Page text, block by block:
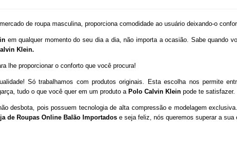
de roupa masculina, proporciona comodidade ao usuário deixando-o
em qualquer momento do seu dia a dia, não importa a ocasião. Sabe quando
Klein.
lhe proporcionar o conforto que você procura!
Só trabalhamos com produtos originais. Esta escolha nos permite
tudo o que você quer em um produto a Polo Calvin Klein pode te satisfazer.
desbota, pois possuem tecnologia de alta compressão e modelagem
de Roupas Online Balão Importados e seja feliz, nós queremos superar a sua